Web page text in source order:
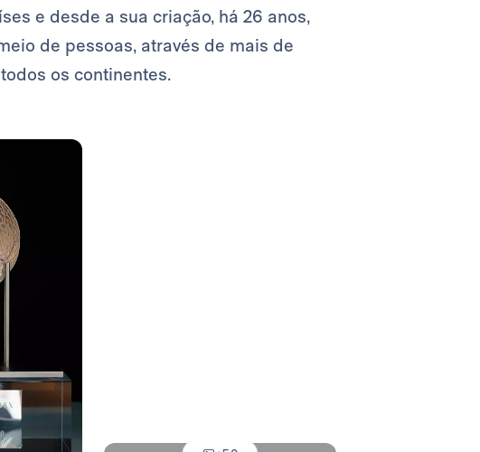
e desde a sua criação, há 26 anos,
de pessoas, através de mais de
os continentes.